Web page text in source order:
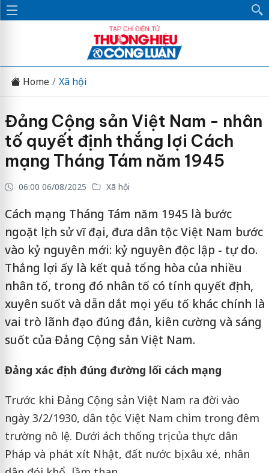
Home Xã hội
Đảng Cộng sản Việt Nam - nhân
tố quyết định thắng lợi Cách
mạng Tháng Tám năm 1945
06:00 06/08/2025 Xã hội
Cách mạng Tháng Tám năm 1945 là bước
ngoặt lịch sử vĩ đại, đưa dân tộc Việt Nam bước
vào kỷ nguyên mới: kỷ nguyên độc lập - tự do.
Thắng lợi ấy là kết quả tổng hòa của nhiều
nhân tố, trong đó nhân tố có tính quyết định,
xuyên suốt và dẫn dắt mọi yếu tố khác chính là
vai trò lãnh đạo đúng đắn, kiên cường và sáng
suốt của Đảng Cộng sản Việt Nam.
Đảng xác định đúng đường lối cách mạng
Trước khi Đảng Cộng sản Việt Nam ra đời vào
ngày 3/2/1930, dân tộc Việt Nam chìm trong đêm
trường nô lệ. Dưới ách thống trị của thực dân
Pháp và phát xít Nhật, đất nước bị xâu xé, nhân